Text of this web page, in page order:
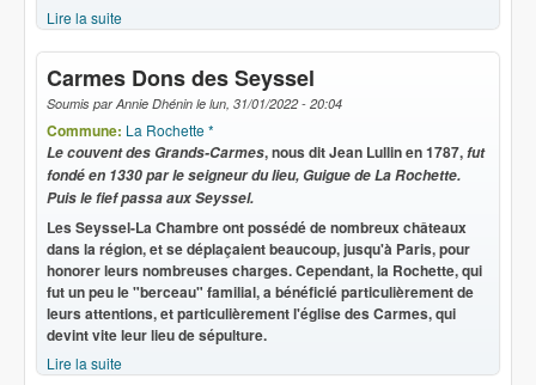
Lire la suite
Carmes Dons des Seyssel
Soumis parAnnie Dhénin le lun, 31/01/2022 - 20:04
Commune: La Rochette *
Le couvent des Grands-Carmes, nous dit Jean Lullin en 1787,fut
fondé en 1330 par le seigneur du lieu, Guigue de La Rochette.
Puis le fief passa aux Seyssel.
Les Seyssel-La Chambre ont possédé de nombreux châteaux
dans la région, et se déplaçaient beaucoup, jusqu'à Paris, pour
honorer leurs nombreuses charges. Cependant, la Rochette, qui
fut un peu le "berceau" familial, a bénéficié particulièrement de
leurs attentions, et particulièrement l'église des Carmes, qui
devint vite leur lieu de sépulture.
Lire la suite